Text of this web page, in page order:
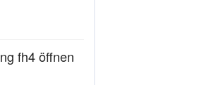
fh4 öffnen